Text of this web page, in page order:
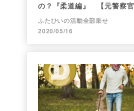
の？『柔道編』 【元警察官
ふたひいの活動全部乗せ
2020/05/16